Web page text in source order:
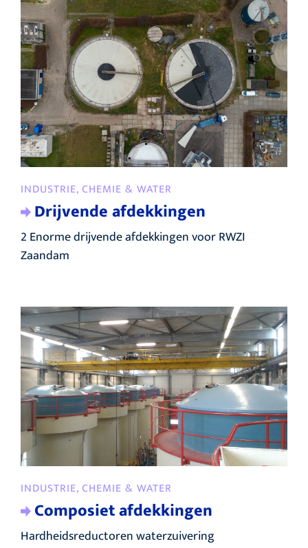
INDUSTRIE, CHEMIE & WATER
Drijvende afdekkingen
2 Enorme drijvende afdekkingen voor RWZI
Zaandam
INDUSTRIE, CHEMIE & WATER
Composiet afdekkingen
Hardheidsreductoren waterzuivering